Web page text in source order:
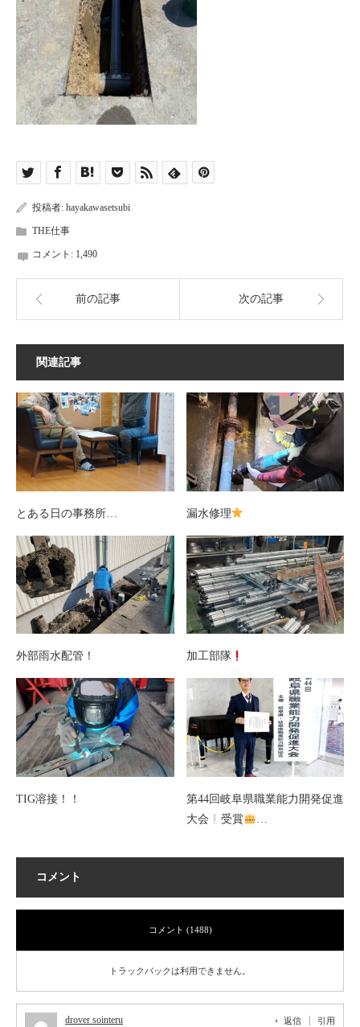
投稿者: hayakawasetsubi
THE仕事
コメント: 1,490
前の記事 次の記事
関連記事
とある日の事務所… 漏水修理
外部雨水配管！ 加工部隊
TIG溶接！！
第44回岐阜県職業能力開発促進
大会
受賞 …
コメント
コメント (1488)
トラックバックは利用できません。
drover sointeru 返信 引用